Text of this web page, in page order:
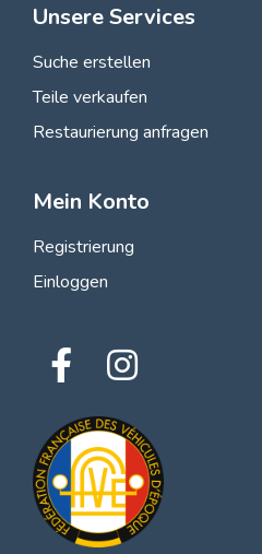
Unsere Services
Suche erstellen
Teile verkaufen
Restaurierung anfragen
Mein Konto
Registrierung
Einloggen